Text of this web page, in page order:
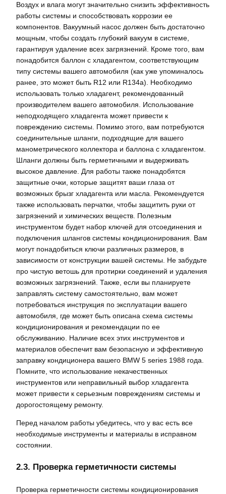
Воздух и влага могут значительно снизить эффективность
работы системы и способствовать коррозии ее
компонентов. Вакуумный насос должен быть достаточно
мощным, чтобы создать глубокий вакуум в системе,
гарантируя удаление всех загрязнений. Кроме того, вам
понадобится баллон с хладагентом, соответствующим
типу системы вашего автомобиля (как уже упоминалось
ранее, это может быть R12 или R134a). Необходимо
использовать только хладагент, рекомендованный
производителем вашего автомобиля. Использование
неподходящего хладагента может привести к
повреждению системы. Помимо этого, вам потребуются
соединительные шланги, подходящие для вашего
манометрического коллектора и баллона с хладагентом.
Шланги должны быть герметичными и выдерживать
высокое давление. Для работы также понадобятся
защитные очки, которые защитят ваши глаза от
возможных брызг хладагента или масла. Рекомендуется
также использовать перчатки, чтобы защитить руки от
загрязнений и химических веществ. Полезным
инструментом будет набор ключей для отсоединения и
подключения шлангов системы кондиционирования. Вам
могут понадобиться ключи различных размеров, в
зависимости от конструкции вашей системы. Не забудьте
про чистую ветошь для протирки соединений и удаления
возможных загрязнений. Также, если вы планируете
заправлять систему самостоятельно, вам может
потребоваться инструкция по эксплуатации вашего
автомобиля, где может быть описана схема системы
кондиционирования и рекомендации по ее
обслуживанию. Наличие всех этих инструментов и
материалов обеспечит вам безопасную и эффективную
заправку кондиционера вашего BMW 5 series 1988 года.
Помните, что использование некачественных
инструментов или неправильный выбор хладагента
может привести к серьезным повреждениям системы и
дорогостоящему ремонту.
Перед началом работы убедитесь, что у вас есть все
необходимые инструменты и материалы в исправном
состоянии.
2.3. Проверка герметичности системы
Проверка герметичности системы кондиционирования